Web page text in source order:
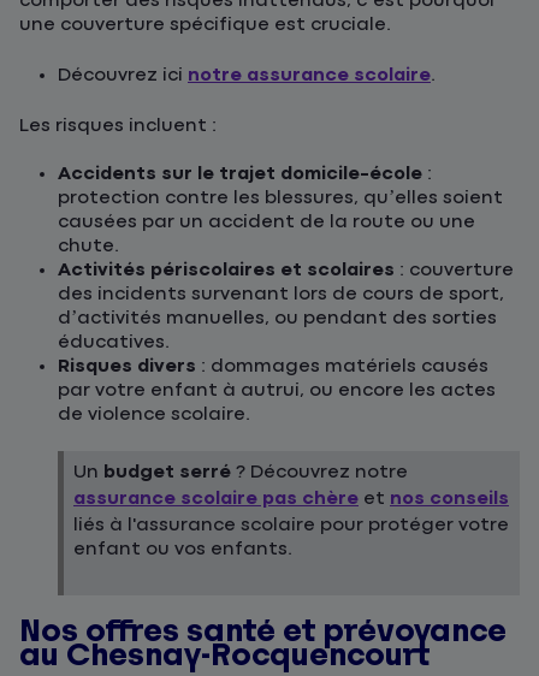
une couverture spécifique est cruciale.
Découvrez ici notre assurance scolaire.
Les risques incluent :
Accidents sur le trajet domicile-école :
protection contre les blessures, qu’elles soient
causées par un accident de la route ou une
chute.
Activités périscolaires et scolaires : couverture
des incidents survenant lors de cours de sport,
d’activités manuelles, ou pendant des sorties
éducatives.
Risques divers : dommages matériels causés
par votre enfant à autrui, ou encore les actes
de violence scolaire.
Un budget serré ? Découvrez notre
assurance scolaire pas chère et nos conseils
liés à l'assurance scolaire pour protéger votre
enfant ou vos enfants.
Nos offres santé et prévoyance
au Chesnay-Rocquencourt